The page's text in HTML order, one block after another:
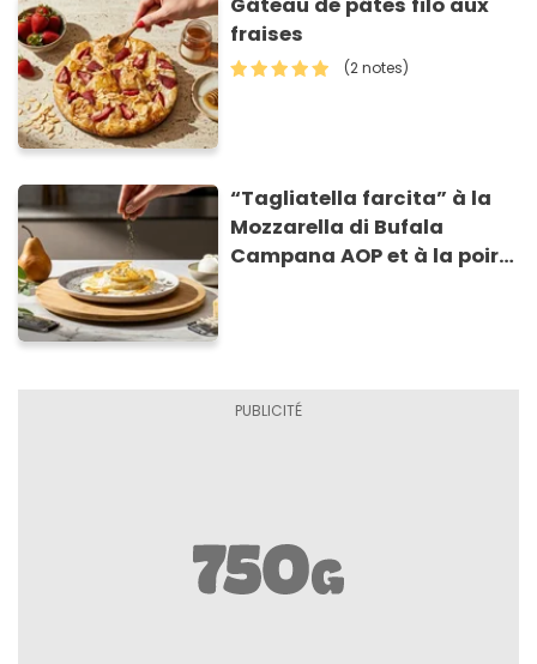
Gâteau de pâtes filo aux
fraises
(2 notes)
“Tagliatella farcita” à la
Mozzarella di Bufala
Campana AOP et à la poire